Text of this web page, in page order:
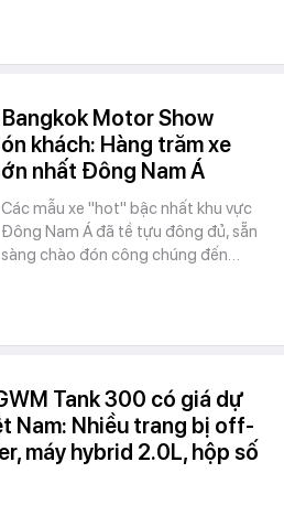
Motor Show
khách: Hàng trăm xe
nhất Đông Nam Á
Các mẫu xe "hot" bậc nhất khu vực
Đông Nam Á đã tề tựu đông đủ, sẵn
sàng chào đón công chúng đến…
Tank 300 có giá dự
Nam: Nhiều trang bị off-
máy hybrid 2.0L, hộp số